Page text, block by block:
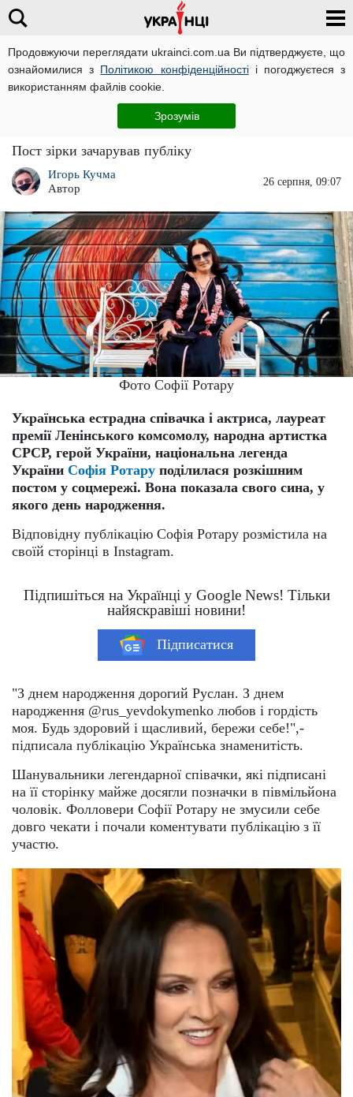
Продовжуючи переглядати ukrainci.com.ua Ви підтверджуєте, що
ознайомилися з Політикою конфіденційностіі погоджуєтеся з
використанням файлів cookie.
Зрозумів
"Це ж треба!": сина Софії Ротару можна
прийняти за її чоловіка
Пост зірки зачарував публіку
Игорь Кучма
Автор
26 серпня, 09:07
Фото Софії Ротару
Українська естрадна співачка і актриса, лауреат
премії Ленінського комсомолу, народна артистка
СРСР, герой України, національна легенда
України Софія Ротару поділилася розкішним
постом у соцмережі. Вона показала свого сина, у
якого день народження.
Відповідну публікацію Софія Ротару розмістила на
своїй сторінці в Instagram.
Підпишіться на Українці у Google News! Тільки
найяскравіші новини!
Підписатися
"З днем народження дорогий Руслан. З днем
народження @rus_yevdokymenko любов і гордість
моя. Будь здоровий і щасливий, бережи себе!",-
підписала публікацію Українська знаменитість.
Шанувальники легендарної співачки, які підписані
на її сторінку майже досягли позначки в півмільйона
чоловік. Фолловери Софії Ротару не змусили себе
довго чекати і почали коментувати публікацію з її
участю.